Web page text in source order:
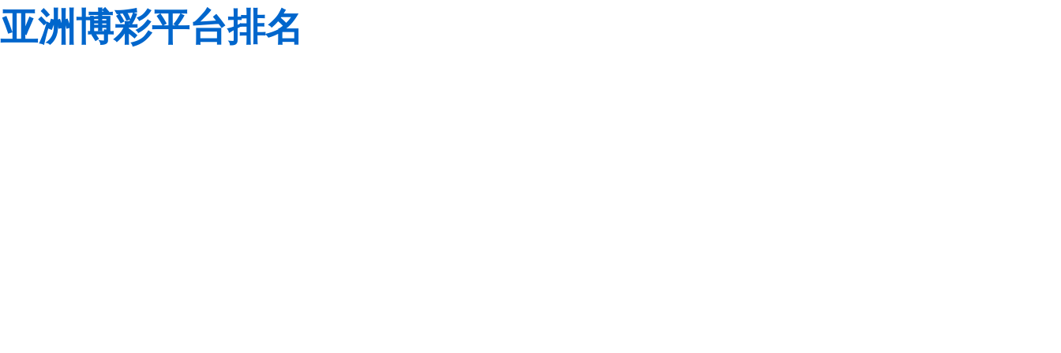
亚洲博彩平台排名